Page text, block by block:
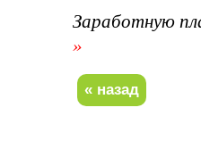
Заработную
»